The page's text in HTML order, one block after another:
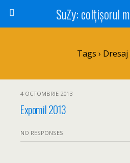
SuZy: colţişorul
Tags ›
4 OCTOMBRIE 2013
Expomil 2013
NO RESPONSES